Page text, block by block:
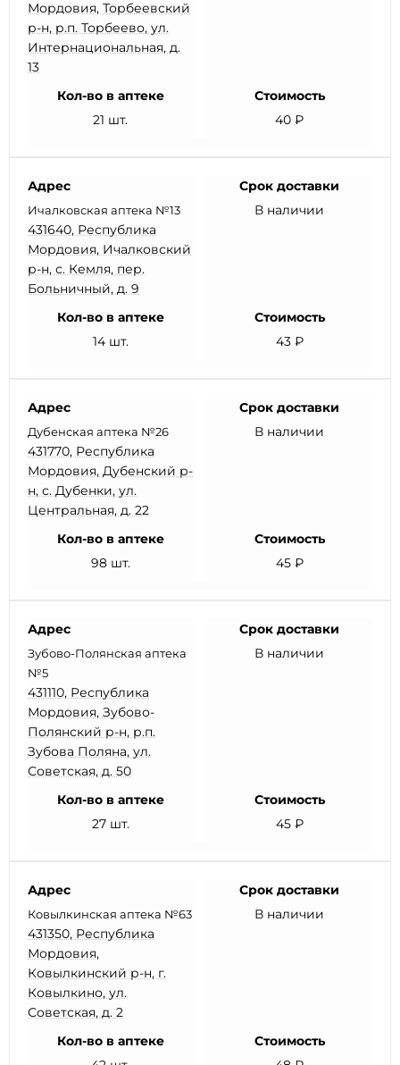
Мордовия, Торбеевский
р-н, р.п. Торбеево, ул.
Интернациональная, д.
13
Кол-во в аптеке
21 шт.
Стоимость
40 ₽
Адрес
Ичалковская аптека №13
431640, Республика
Мордовия, Ичалковский
р-н, с. Кемля, пер.
Больничный, д. 9
Срок доставки
В наличии
Кол-во в аптеке
14 шт.
Стоимость
43 ₽
Адрес
Дубенская аптека №26
431770, Республика
Мордовия, Дубенский р-
н, с. Дубенки, ул.
Центральная, д. 22
Срок доставки
В наличии
Кол-во в аптеке
98 шт.
Стоимость
45 ₽
Адрес
Зубово-Полянская аптека
№5
431110, Республика
Мордовия, Зубово-
Полянский р-н, р.п.
Зубова Поляна, ул.
Советская, д. 50
Срок доставки
В наличии
Кол-во в аптеке
27 шт.
Стоимость
45 ₽
Адрес
Ковылкинская аптека №63
431350, Республика
Мордовия,
Ковылкинский р-н, г.
Ковылкино, ул.
Советская, д. 2
Срок доставки
В наличии
Кол-во в аптеке
Стоимость